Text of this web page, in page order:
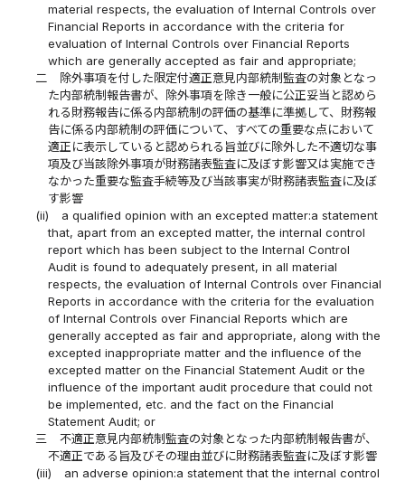
material respects, the evaluation of Internal Controls over
Financial Reports in accordance with the criteria for
evaluation of Internal Controls over Financial Reports
which are generally accepted as fair and appropriate;
二
除外事項を付した限定付適正意見内部統制監査の対象となっ
た内部統制報告書が、除外事項を除き一般に公正妥当と認めら
れる財務報告に係る内部統制の評価の基準に準拠して、財務報
告に係る内部統制の評価について、すべての重要な点において
適正に表示していると認められる旨並びに除外した不適切な事
項及び当該除外事項が財務諸表監査に及ぼす影響又は実施でき
なかった重要な監査手続等及び当該事実が財務諸表監査に及ぼ
す影響
(ii)
a qualified opinion with an excepted matter:a statement
that, apart from an excepted matter, the internal control
report which has been subject to the Internal Control
Audit is found to adequately present, in all material
respects, the evaluation of Internal Controls over Financial
Reports in accordance with the criteria for the evaluation
of Internal Controls over Financial Reports which are
generally accepted as fair and appropriate, along with the
excepted inappropriate matter and the influence of the
excepted matter on the Financial Statement Audit or the
influence of the important audit procedure that could not
be implemented, etc. and the fact on the Financial
Statement Audit; or
三
不適正意見内部統制監査の対象となった内部統制報告書が、
不適正である旨及びその理由並びに財務諸表監査に及ぼす影響
(iii)
an adverse opinion:a statement that the internal control